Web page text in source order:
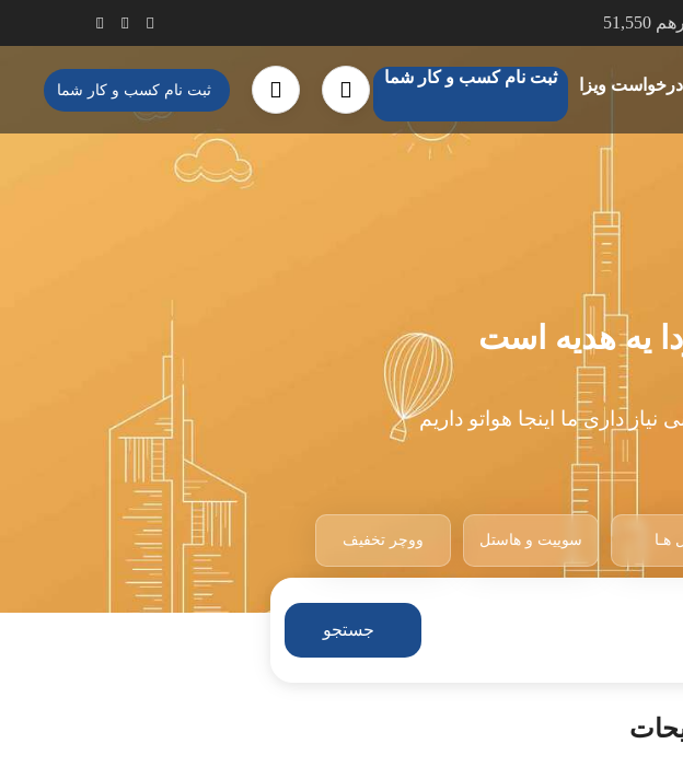
درخواست ویزا ثبت نام کسب و کار شما
ثبت نام کسب و کار شما
یه هدیه است
داری ما اینجا هواتو داریم
هـا سوییت و هاستل ووچر تخفیف
جستجو